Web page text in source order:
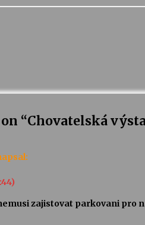
“Chovatelská
zajistovat parkovani pro